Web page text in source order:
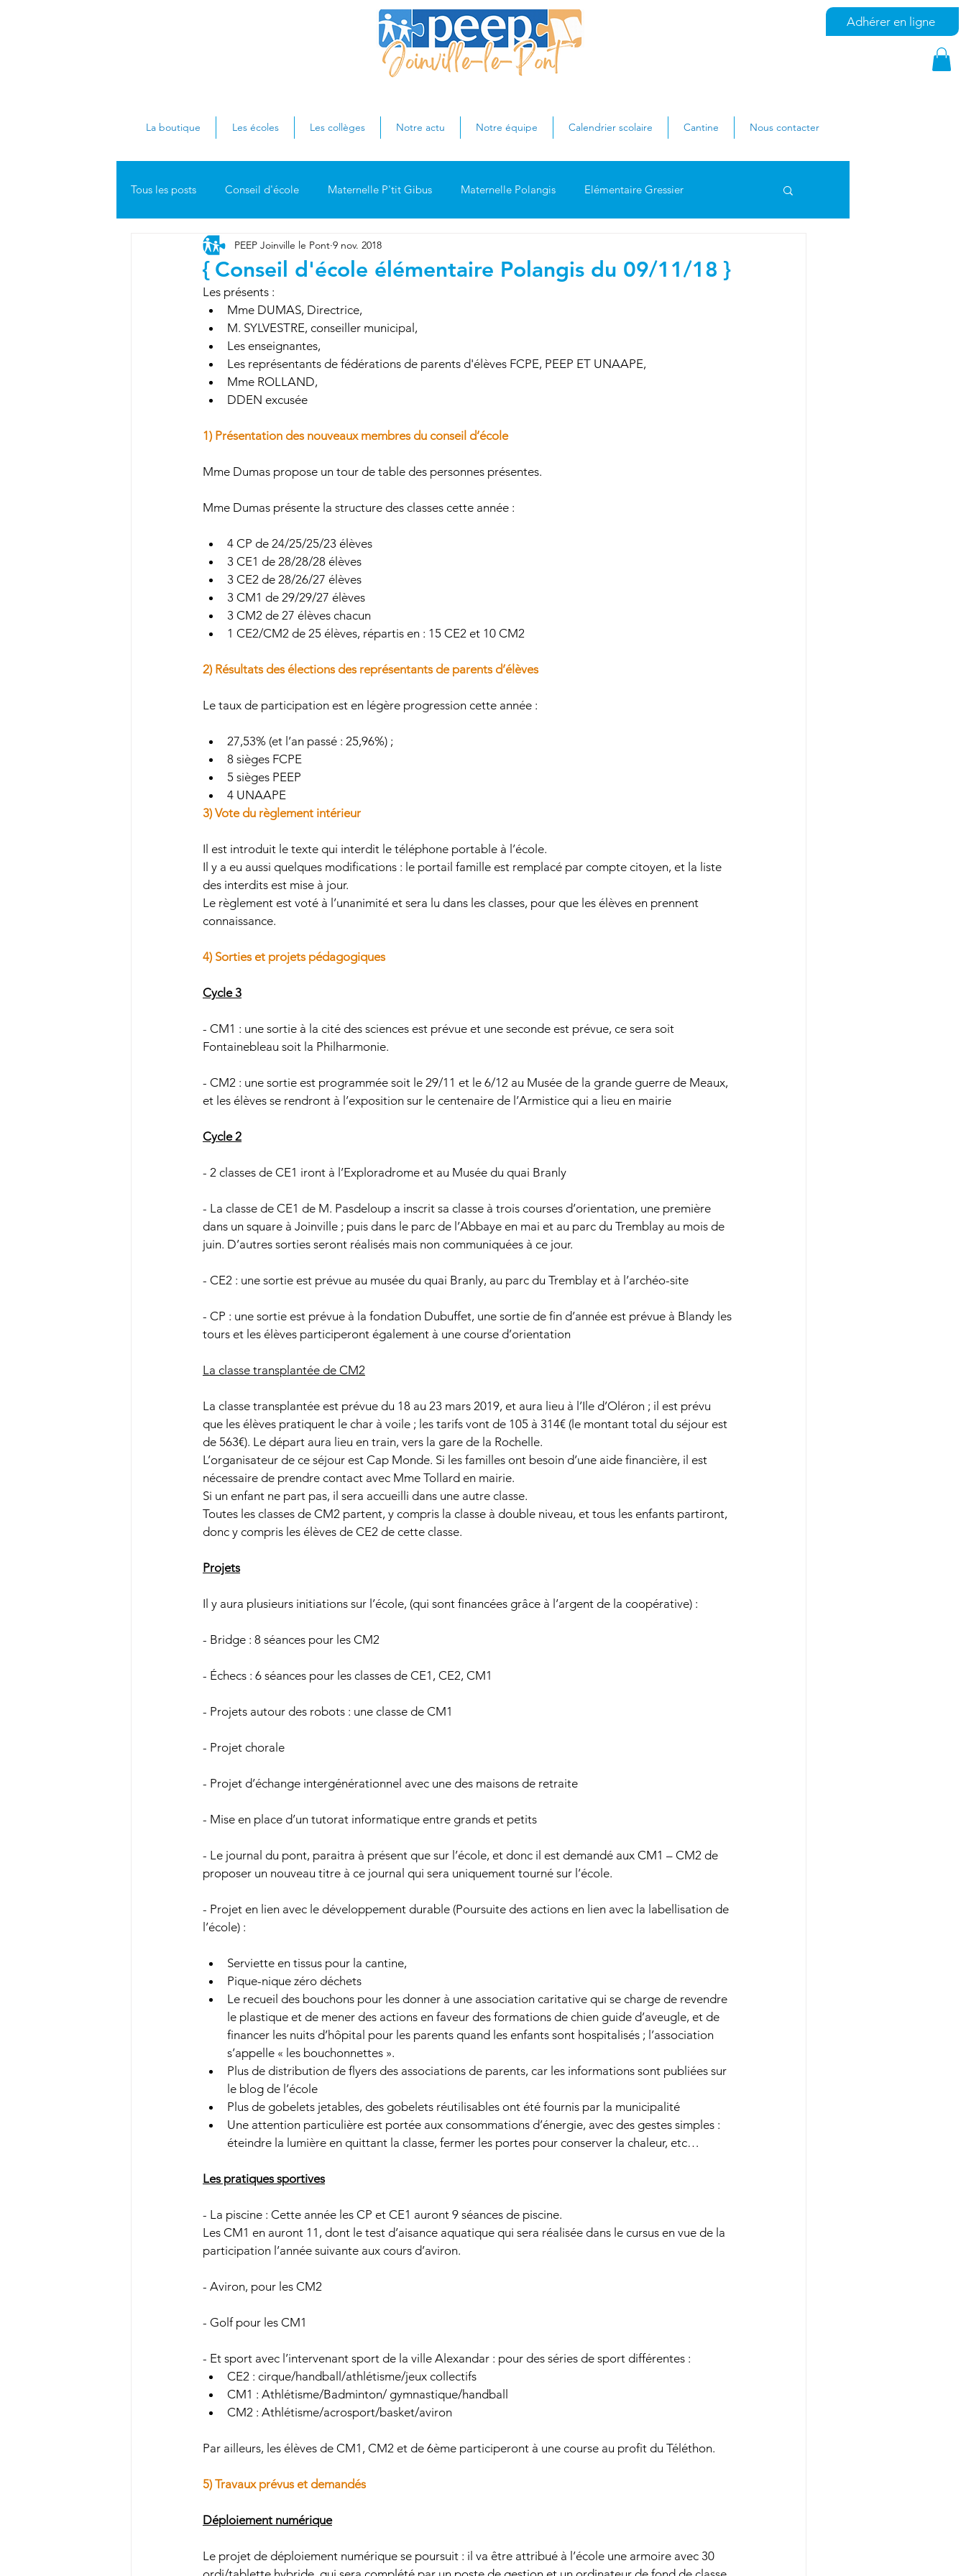
Adhérer en ligne
La boutique Les écoles Les collèges Notre actu Notre équipe Calendrier scolaire Cantine Nous contacter
Tous les posts Conseil d'école Maternelle P'tit Gibus Maternelle Polangis Elémentaire Gressier
Elémentaire Polangis EIP Elémentaire Parangon
Collège Jean Charcot Conseil périscolaire
Maternelle La Fontaine
{ Conseil d'école élémentaire Polangis du 09/11/18 }
PEEP Joinville le Pont 9 nov. 2018
Les présents :
Mme DUMAS, Directrice,
M. SYLVESTRE, conseiller municipal,
Les enseignantes,
Les représentants de fédérations de parents d'élèves FCPE, PEEP ET UNAAPE,
Mme ROLLAND,
DDEN excusée
1) Présentation des nouveaux membres du conseil d’école
Mme Dumas propose un tour de table des personnes présentes.
Mme Dumas présente la structure des classes cette année :
4 CP de 24/25/25/23 élèves
3 CE1 de 28/28/28 élèves
3 CE2 de 28/26/27 élèves
3 CM1 de 29/29/27 élèves
3 CM2 de 27 élèves chacun
1 CE2/CM2 de 25 élèves, répartis en : 15 CE2 et 10 CM2
2) Résultats des élections des représentants de parents d’élèves
Le taux de participation est en légère progression cette année :
27,53% (et l’an passé : 25,96%) ;
8 sièges FCPE
5 sièges PEEP
4 UNAAPE
3) Vote du règlement intérieur
Il est introduit le texte qui interdit le téléphone portable à l’école.
Il y a eu aussi quelques modifications : le portail famille est remplacé par compte citoyen, et la liste
des interdits est mise à jour.
Le règlement est voté à l’unanimité et sera lu dans les classes, pour que les élèves en prennent
connaissance.
4) Sorties et projets pédagogiques
Cycle 3
- CM1 : une sortie à la cité des sciences est prévue et une seconde est prévue, ce sera soit
Fontainebleau soit la Philharmonie.
- CM2 : une sortie est programmée soit le 29/11 et le 6/12 au Musée de la grande guerre de Meaux,
et les élèves se rendront à l’exposition sur le centenaire de l’Armistice qui a lieu en mairie
Cycle 2
- 2 classes de CE1 iront à l’Exploradrome et au Musée du quai Branly
- La classe de CE1 de M. Pasdeloup a inscrit sa classe à trois courses d’orientation, une première
dans un square à Joinville ; puis dans le parc de l’Abbaye en mai et au parc du Tremblay au mois de
juin. D’autres sorties seront réalisés mais non communiquées à ce jour.
- CE2 : une sortie est prévue au musée du quai Branly, au parc du Tremblay et à l’archéo-site
- CP : une sortie est prévue à la fondation Dubuffet, une sortie de fin d’année est prévue à Blandy les
tours et les élèves participeront également à une course d’orientation
La classe transplantée de CM2
La classe transplantée est prévue du 18 au 23 mars 2019, et aura lieu à l’Ile d’Oléron ; il est prévu
que les élèves pratiquent le char à voile ; les tarifs vont de 105 à 314€ (le montant total du séjour est
de 563€). Le départ aura lieu en train, vers la gare de la Rochelle.
L’organisateur de ce séjour est Cap Monde. Si les familles ont besoin d’une aide financière, il est
nécessaire de prendre contact avec Mme Tollard en mairie.
Si un enfant ne part pas, il sera accueilli dans une autre classe.
Toutes les classes de CM2 partent, y compris la classe à double niveau, et tous les enfants partiront,
donc y compris les élèves de CE2 de cette classe.
Projets
Il y aura plusieurs initiations sur l’école, (qui sont financées grâce à l’argent de la coopérative) :
- Bridge : 8 séances pour les CM2
- Échecs : 6 séances pour les classes de CE1, CE2, CM1
- Projets autour des robots : une classe de CM1
- Projet chorale
- Projet d’échange intergénérationnel avec une des maisons de retraite
- Mise en place d’un tutorat informatique entre grands et petits
- Le journal du pont, paraitra à présent que sur l’école, et donc il est demandé aux CM1 – CM2 de
proposer un nouveau titre à ce journal qui sera uniquement tourné sur l’école.
- Projet en lien avec le développement durable (Poursuite des actions en lien avec la labellisation de
l’école) :
Serviette en tissus pour la cantine,
Pique-nique zéro déchets
Le recueil des bouchons pour les donner à une association caritative qui se charge de revendre
le plastique et de mener des actions en faveur des formations de chien guide d’aveugle, et de
financer les nuits d’hôpital pour les parents quand les enfants sont hospitalisés ; l’association
s’appelle « les bouchonnettes ».
Plus de distribution de flyers des associations de parents, car les informations sont publiées sur
le blog de l’école
Plus de gobelets jetables, des gobelets réutilisables ont été fournis par la municipalité
Une attention particulière est portée aux consommations d’énergie, avec des gestes simples :
éteindre la lumière en quittant la classe, fermer les portes pour conserver la chaleur, etc…
Les pratiques sportives
- La piscine : Cette année les CP et CE1 auront 9 séances de piscine.
Les CM1 en auront 11, dont le test d’aisance aquatique qui sera réalisée dans le cursus en vue de la
participation l’année suivante aux cours d’aviron.
- Aviron, pour les CM2
- Golf pour les CM1
- Et sport avec l’intervenant sport de la ville Alexandar : pour des séries de sport différentes :
CE2 : cirque/handball/athlétisme/jeux collectifs
CM1 : Athlétisme/Badminton/ gymnastique/handball
CM2 : Athlétisme/acrosport/basket/aviron
Par ailleurs, les élèves de CM1, CM2 et de 6ème participeront à une course au profit du Téléthon.
5) Travaux prévus et demandés
Déploiement numérique
Le projet de déploiement numérique se poursuit : il va être attribué à l’école une armoire avec 30